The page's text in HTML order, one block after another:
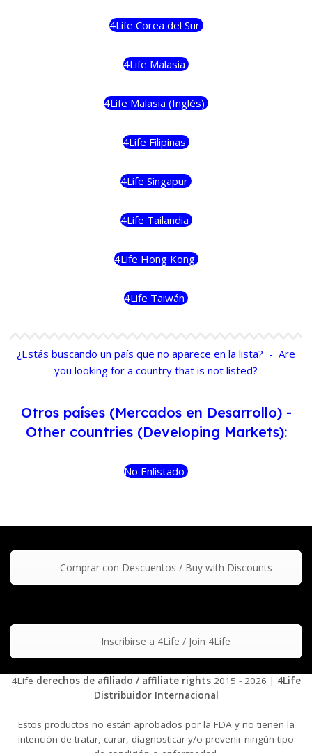
4Life Corea del Sur
4Life Malasia
4Life Malasia (Inglés)
4Life Filipinas
4Life Singapur
4Life Tailandia
4Life Hong Kong
4Life Taiwán
¿Estás buscando un país que no aparece en la lista? - Are
you looking for a country that is not listed?
Otros países (Mercados en Desarrollo) -
Other countries (Developing Markets):
No Enlistado
Comprar con Descuentos / Buy with Discounts
Inscribirse a 4Life / Join 4Life
4Life derechos de afiliado / affiliate rights 2015 - 2026 | 4Life
Distribuidor Internacional
Estos productos no están aprobados por la FDA y no tienen la
intención de tratar, curar, diagnosticar y/o prevenir ningún tipo